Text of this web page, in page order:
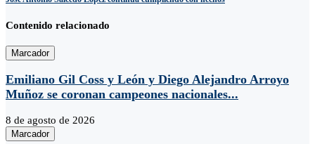
Contenido relacionado
Marcador
Emiliano Gil Coss y León y Diego Alejandro Arroyo
Muñoz se coronan campeones nacionales...
8 de agosto de 2026
Marcador